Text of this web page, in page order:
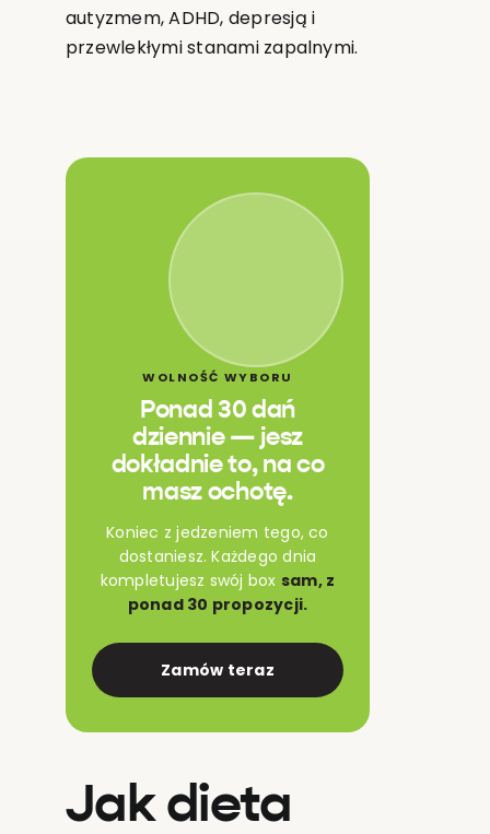
autyzmem, ADHD, depresją i
przewlekłymi stanami zapalnymi.
WOLNOŚĆ WYBORU
Ponad 30 dań
dziennie — jesz
dokładnie to, na co
masz ochotę.
Koniec z jedzeniem tego, co
dostaniesz. Każdego dnia
kompletujesz swój box sam, z
ponad 30 propozycji.
Zamów teraz
Jak dieta